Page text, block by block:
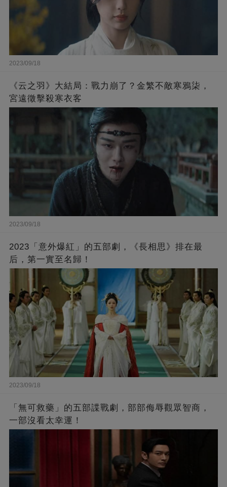
2023/09/18
《云之羽》大結局：戰力崩了？金繁不敵寒鴉柒，
宮遠徵擊殺寒衣客
2023/09/18
2023「意外爆紅」的五部劇，《長相思》排在最
后，第一實至名歸！
2023/09/18
「無可救藥」的五部諜戰劇，部部侮辱觀眾智商，
一部沒看太幸運！